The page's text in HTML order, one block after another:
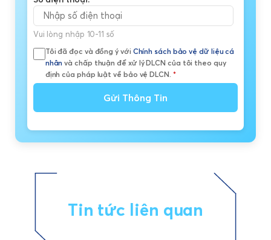
Vui lòng nhập 10-11 số
Tôi đã đọc và đồng ý với Chính sách bảo vệ dữ liệu cá
nhân và chấp thuận để xử lý DLCN của tôi theo quy
định của pháp luật về bảo vệ DLCN. *
Gửi Thông Tin
Tin tức liên quan